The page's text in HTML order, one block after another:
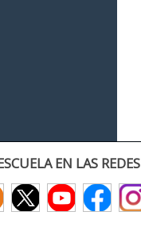
EN LAS REDES